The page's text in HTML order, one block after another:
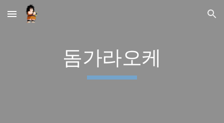
Skip to main content Skip to navigation
돔가라오케